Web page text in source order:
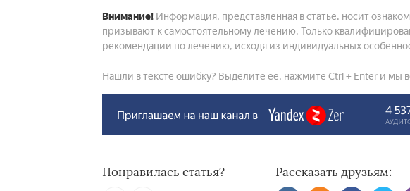
Внимание!Информация, представленная в статье, носит
призывают к самостоятельному лечению. Только
рекомендации по лечению, исходя из индивидуальных
Нашли в тексте ошибку? Выделите её, нажмите Ctrl + Enter и мы
Понравилась статья? Рассказать друзьям: